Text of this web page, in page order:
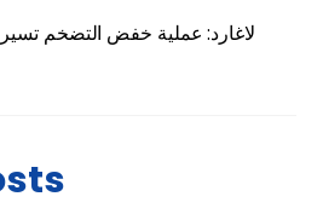
لاغارد: عملية خفض التضخم